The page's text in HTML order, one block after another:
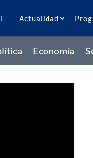
Actualidad
Economía